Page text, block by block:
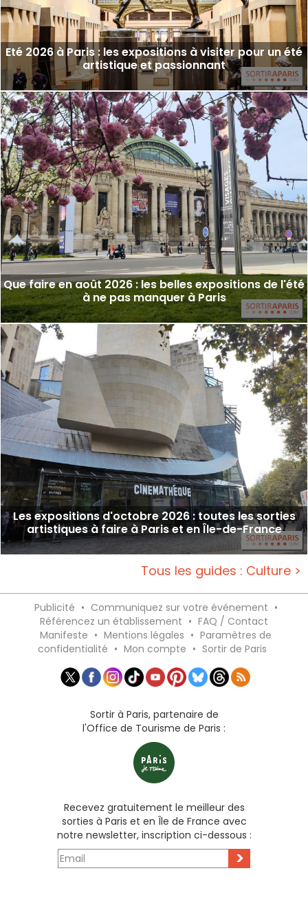
Eté 2026 à Paris : les expositions à visiter pour un été
artistique et passionnant
Que faire en août 2026 : les belles expositions de l'été
à ne pas manquer à Paris
Les expositions d'octobre 2026 : toutes les sorties
artistiques à faire à Paris et en Île-de-France
Tous les guides : Culture >
Publicité • Communiquez sur votre événement •
Référencez un établissement • FAQ / Contact
Manifeste • Mentions légales • Paramètres de
confidentialité • Mon compte • Sortir de Paris
Sortir à Paris, partenaire de
l'Office de Tourisme de Paris :
Recevez gratuitement le meilleur des
sorties à Paris et en Île de France avec
notre newsletter, inscription ci-dessous :
>